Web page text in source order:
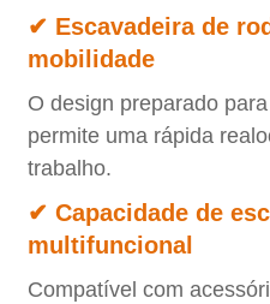
✔ Escavadeira de
mobilidade
O design preparado
permite uma rápida
trabalho.
✔ Capacidade de
multifuncional
Compatível com